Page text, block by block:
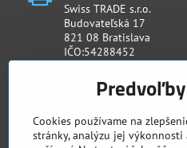
Swiss TRADE s.r.o.
Budovateľská 17
821 08 Bratislava
IČO:54288452
OSOBNÝ ODBER -
Račianska 26/D (Urban
Cookies používame na
stránky, analýzu jej